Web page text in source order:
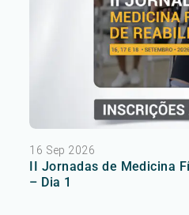
16 Sep 2026
II Jornadas de Medicina
– Dia 1